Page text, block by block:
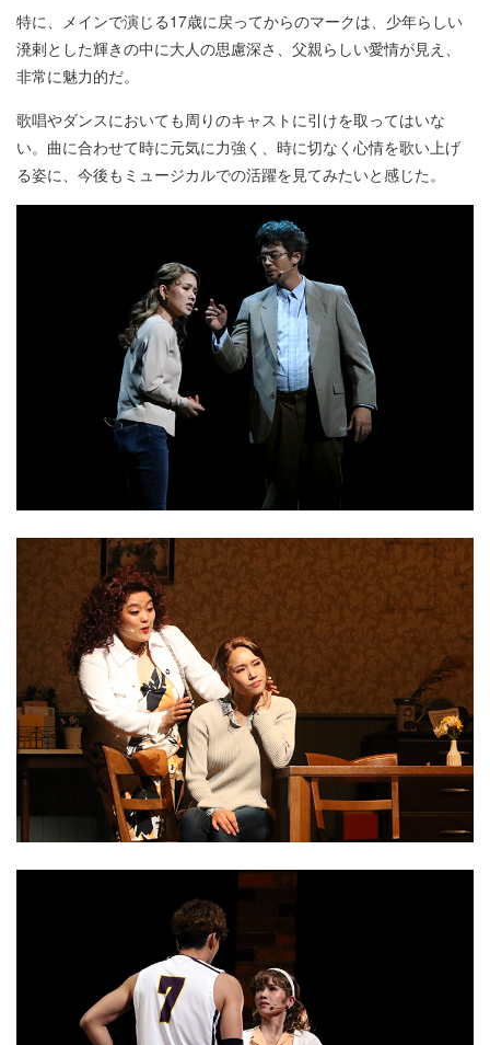
特に、メインで演じる17歳に戻ってからのマークは、少年らしい
溌剌とした輝きの中に大人の思慮深さ、父親らしい愛情が見え、
非常に魅力的だ。
歌唱やダンスにおいても周りのキャストに引けを取ってはいな
い。曲に合わせて時に元気に力強く、時に切なく心情を歌い上げ
る姿に、今後もミュージカルでの活躍を見てみたいと感じた。